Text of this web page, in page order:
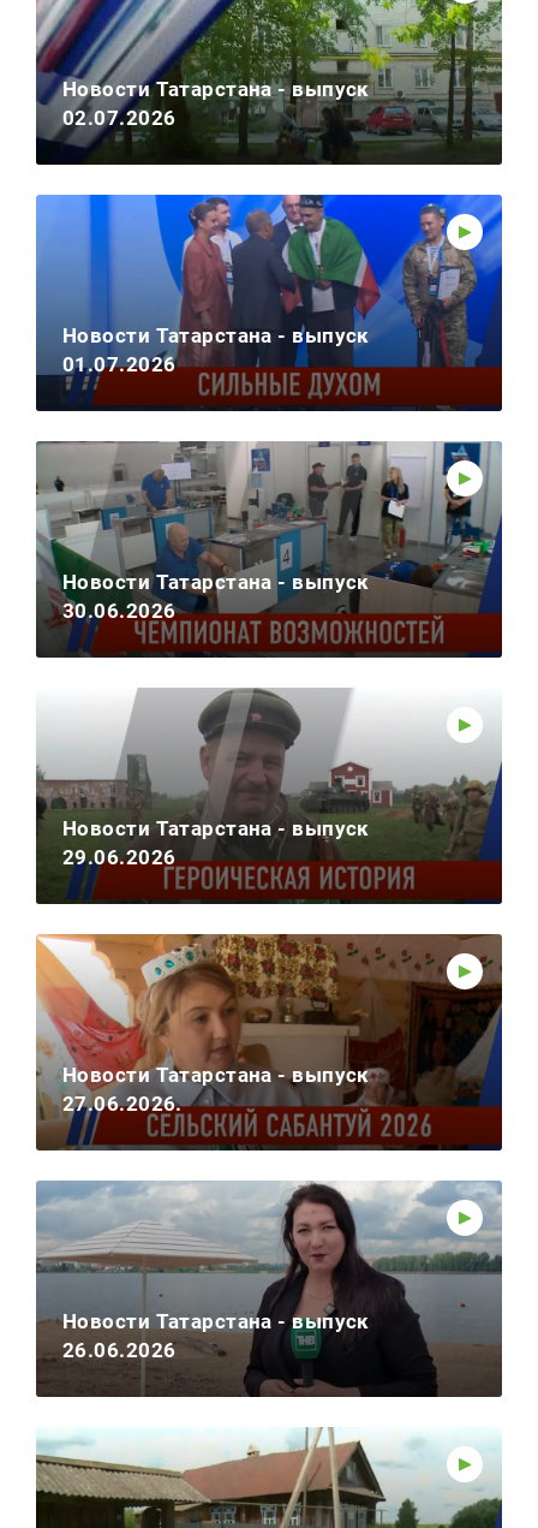
Новости Татарстана - выпуск
02.07.2026
Новости Татарстана - выпуск
01.07.2026
Новости Татарстана - выпуск
30.06.2026
Новости Татарстана - выпуск
29.06.2026
Новости Татарстана - выпуск
27.06.2026.
Новости Татарстана - выпуск
26.06.2026